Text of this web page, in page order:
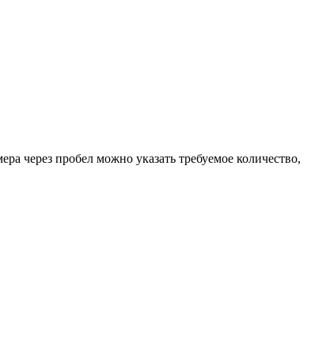
через пробел можно указать требуемое количество,